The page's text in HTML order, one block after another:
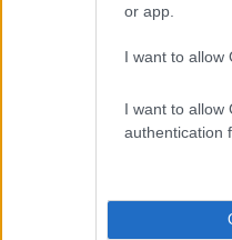
or app.
I want to allow
I want to allow
authentication